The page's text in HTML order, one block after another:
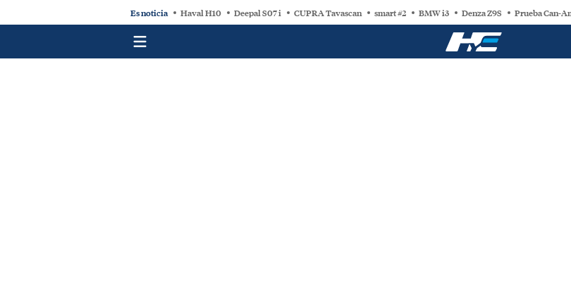
Es noticia Haval H10 Deepal S07 i CUPRA Tavascan smart #2 BMW i3 Denza Z9S Prueba Can-